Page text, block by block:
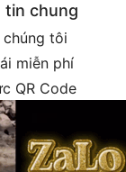
tin chung
chúng tôi
miễn phí
QR Code